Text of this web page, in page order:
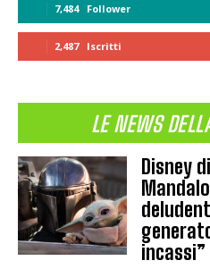
7,484 Follower
2,487 Iscritti
LE NEWS
Disney
incassi”